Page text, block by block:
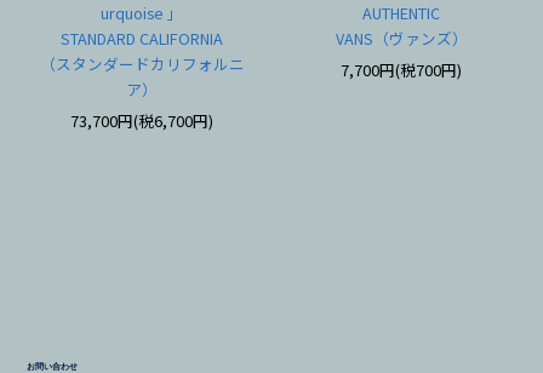
urquoise 」
STANDARD CALIFORNIA
（スタンダードカリフォルニ
ア）
73,700円(税6,700円)
AUTHENTIC
VANS（ヴァンズ）
7,700円(税700円)
お問い合わせ